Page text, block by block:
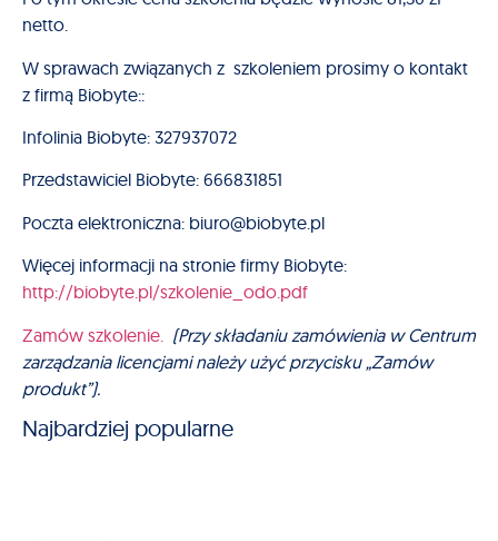
netto.
W sprawach związanych z szkoleniem prosimy o kontakt
z firmą Biobyte::
Infolinia Biobyte: 327937072
Przedstawiciel Biobyte: 666831851
Poczta elektroniczna: biuro@biobyte.pl
Więcej informacji na stronie firmy Biobyte:
http://biobyte.pl/szkolenie_odo.pdf
Zamów szkolenie. (Przy składaniu zamówienia w Centrum
zarządzania licencjami należy użyć przycisku „Zamów
produkt”).
Najbardziej popularne